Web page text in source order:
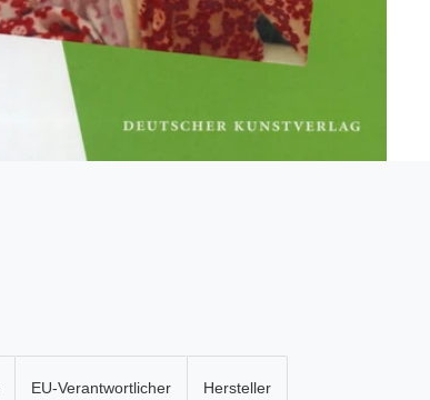
EU-Verantwortlicher Hersteller